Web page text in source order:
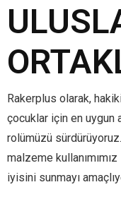
Rakerplus olarak,
çocuklar için en uygun
rolümüzü
malzeme
iyisini sunmayı